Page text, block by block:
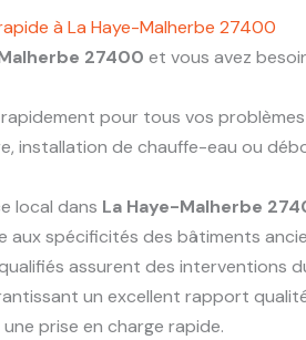
à La Haye-Malherbe 27400
27400 et vous avez
pour tous vos problèmes
installation de chauffe-eau ou
local dans La Haye-Malherbe
aux spécificités des bâtiments
assurent des interventions
un excellent rapport
prise en charge rapide.